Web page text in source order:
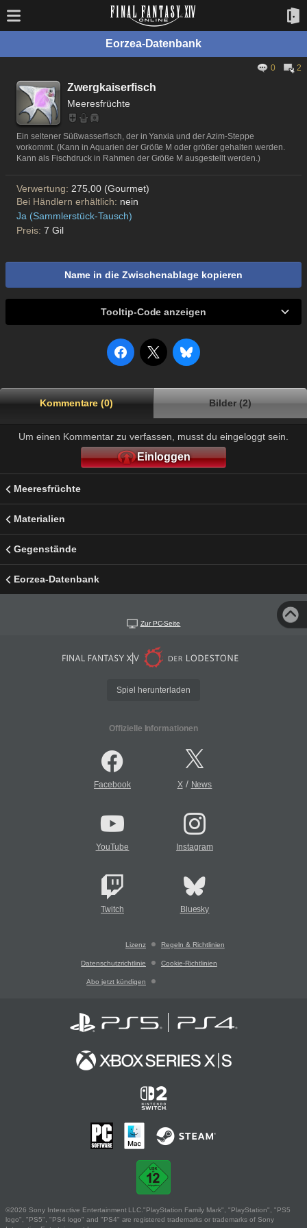
Eorzea-Datenbank
0 2
Zwergkaiserfisch
Meeresfrüchte
Ein seltener Süßwasserfisch, der in Yanxia und der Azim-Steppe
vorkommt. (Kann in Aquarien der Größe M oder größer gehalten werden.
Kann als Fischdruck in Rahmen der Größe M ausgestellt werden.)
Verwertung: 275,00 (Gourmet)
Bei Händlern erhältlich: nein
Ja (Sammlerstück-Tausch)
Preis: 7 Gil
Name in die Zwischenablage kopieren
Tooltip-Code anzeigen
Kommentare (0) Bilder (2)
Um einen Kommentar zu verfassen, musst du eingeloggt sein.
Einloggen
Meeresfrüchte
Materialien
Gegenstände
Eorzea-Datenbank
Zur PC-Seite
Spiel herunterladen
Offizielle Informationen
Facebook X/ News
YouTube Instagram
Twitch Bluesky
Lizenz Regeln & Richtlinien
Datenschutzrichtlinie Cookie-Richtlinien
Abo jetzt kündigen
©2026 Sony Interactive Entertainment LLC."PlayStation Family Mark", "PlayStation", "PS5
logo", "PS5", "PS4 logo" and "PS4" are registered trademarks or trademarks of Sony